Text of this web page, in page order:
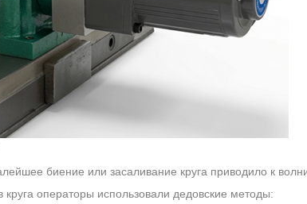
биение или засаливание круга приводило к
операторы использовали дедовские методы: